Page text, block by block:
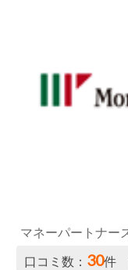
マネーパートナー
口コミ数： 30件